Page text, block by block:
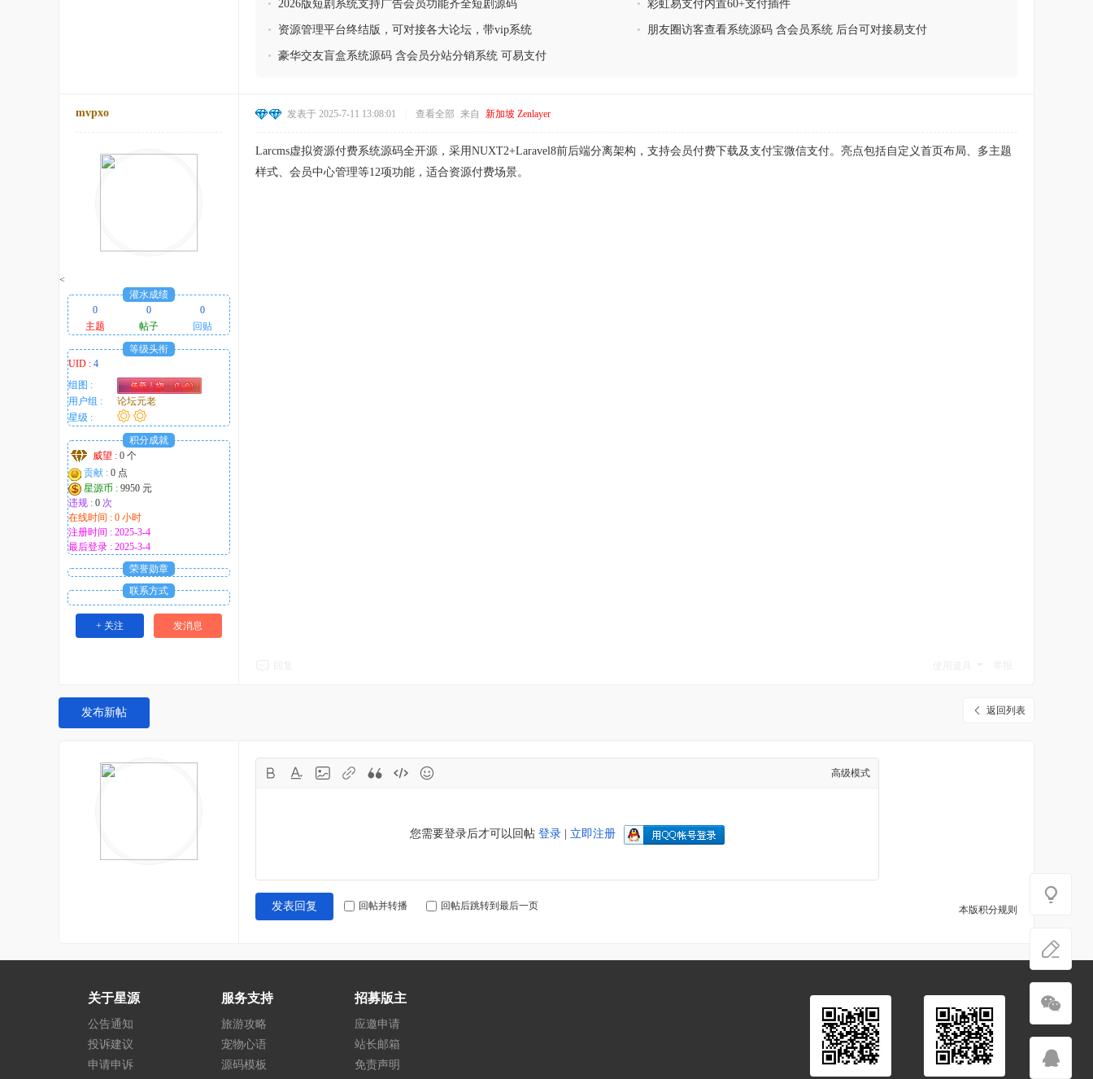
• 2026版短剧系统支持广告会员功能齐全短剧源码 • 彩虹易支付内置60+支付插件
• 资源管理平台终结版，可对接各大论坛，带vip系统 • 朋友圈访客查看系统源码 含会员系统 后台可对接易支付
• 豪华交友盲盒系统源码 含会员分站分销系统 可易支付
mvpxo
<
灌水成绩
0
0
0
主题
帖子
回贴
等级头衔
UID : 4
组图 :
用户组 :
论坛元老
星级 :
积分成就
威望 : 0 个
贡献 : 0 点
星源币 : 9950 元
违规 : 0 次
在线时间 : 0 小时
注册时间 : 2025-3-4
最后登录 : 2025-3-4
荣誉勋章
联系方式
+ 关注 发消息
发表于 2025-7-11 13:08:01 查看全部 来自 新加坡 Zenlayer
Larcms虚拟资源付费系统源码全开源，采用NUXT2+Laravel8前后端分离架构，支持会员付费下载及支付宝微信支付。亮点包括自定义首页布局、多主题
样式、会员中心管理等12项功能，适合资源付费场景。
返回列表
发布新帖
高级模式
您需要登录后才可以回帖 登录 立即注册
本版积分规则
发表回复 回帖并转播 回帖后跳转到最后一页
关于星源
公告通知
投诉建议
申请申诉
服务支持
旅游攻略
宠物心语
源码模板
招募版主
应邀申请
站长邮箱
免责声明